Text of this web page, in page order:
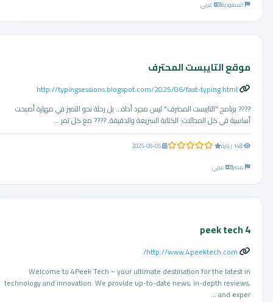
السعودية عربي
موقع التايبست المحترف
http://typingsessions.blogspot.com/2025/06/fast-typing.html
???? برنامج "التايبست المحترف" ليس مجرد أداة... بل رحلة نحو التميز في مهارة أصبحت
أساسية في كل المجالات: الكتابة السريعة والدقيقة. ???? مع كل تمر ...
0.0 من 5 نجوم
2025-08-05
مصر
عربي
http://www.4peektech.com/
Welcome to 4Peek Tech – your ultimate destination for the latest in
technology and innovation. We provide up-to-date news, in-depth reviews,
and exper ...